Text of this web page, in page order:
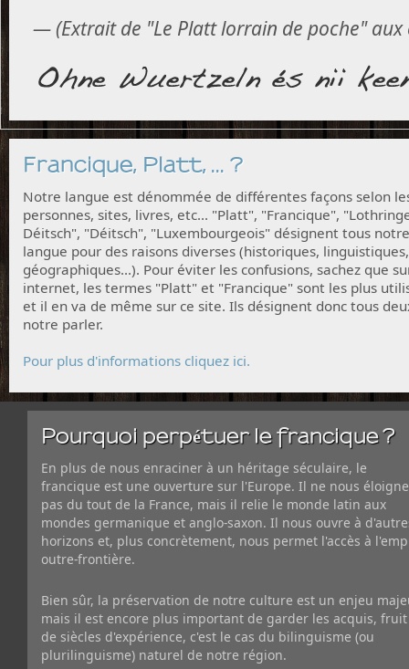
— (Extrait de "Le Platt lorrain de poche" aux
Francique, Platt, ... ?
Notre langue est dénommée de différentes façons selon
personnes, sites, livres, etc... "Platt", "Francique",
Déitsch", "Déitsch", "Luxembourgeois" désignent tous notre
langue pour des raisons diverses (historiques, linguistiques,
géographiques...). Pour éviter les confusions, sachez que
internet, les termes "Platt" et "Francique" sont les plus
et il en va de même sur ce site. Ils désignent donc tous
notre parler.
Pour plus d'informations cliquez ici.
Pourquoi perpétuer le francique ?
En plus de nous enraciner à un héritage séculaire, le
francique est une ouverture sur l'Europe. Il ne nous éloigne
pas du tout de la France, mais il relie le monde latin aux
mondes germanique et anglo-saxon. Il nous ouvre à
horizons et, plus concrètement, nous permet l'accès à
outre-frontière.
Bien sûr, la préservation de notre culture est un enjeu
mais il est encore plus important de garder les acquis, fruit
de siècles d'expérience, c'est le cas du bilinguisme (ou
plurilinguisme) naturel de notre région.